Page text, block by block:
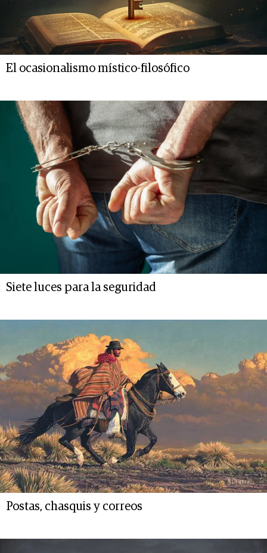
El ocasionalismo místico-filosófico
Siete luces para la seguridad
Postas, chasquis y correos